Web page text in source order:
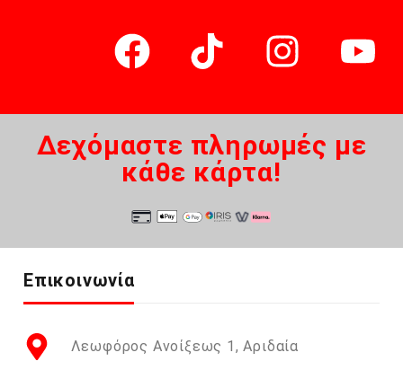
Δεχόμαστε πληρωμές με
κάθε κάρτα!
Επικοινωνία
Λεωφόρος Ανοίξεως 1, Αριδαία